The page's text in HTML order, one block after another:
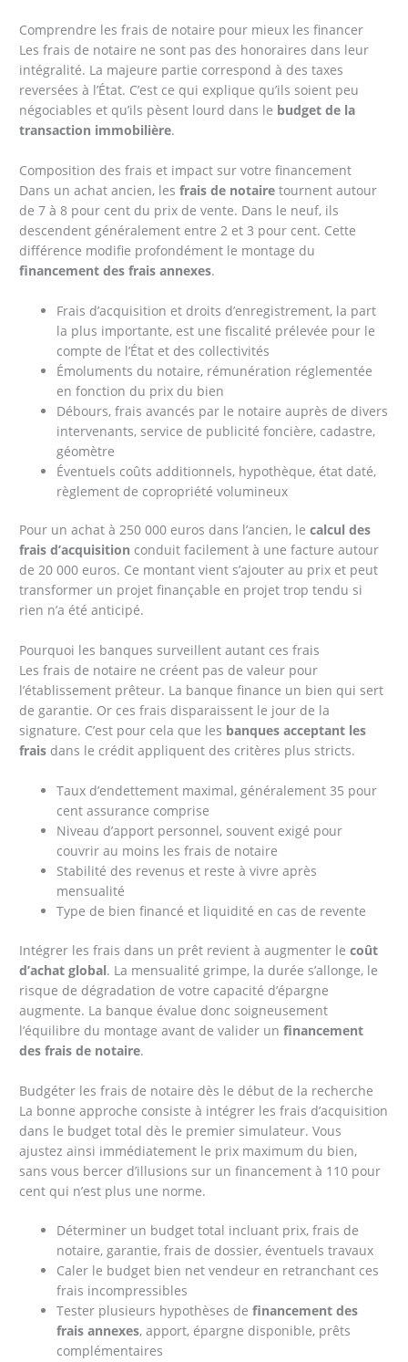
Comprendre les frais de notaire pour mieux les financer
Les frais de notaire ne sont pas des honoraires dans leur
intégralité. La majeure partie correspond à des taxes
reversées à l’État. C’est ce qui explique qu’ils soient peu
négociables et qu’ils pèsent lourd dans le budget de la
transaction immobilière.
Composition des frais et impact sur votre financement
Dans un achat ancien, lesfrais de notaire tournent autour
de 7 à 8 pour cent du prix de vente. Dans le neuf, ils
descendent généralement entre 2 et 3 pour cent. Cette
différence modifie profondément le montage du
financement des frais annexes.
Frais d’acquisition et droits d’enregistrement, la part
la plus importante, est une fiscalité prélevée pour le
compte de l’État et des collectivités
Émoluments du notaire, rémunération réglementée
en fonction du prix du bien
Débours, frais avancés par le notaire auprès de divers
intervenants, service de publicité foncière, cadastre,
géomètre
Éventuels coûts additionnels, hypothèque, état daté,
règlement de copropriété volumineux
Pour un achat à 250 000 euros dans l’ancien, lecalcul des
frais d’acquisition conduit facilement à une facture autour
de 20 000 euros. Ce montant vient s’ajouter au prix et peut
transformer un projet finançable en projet trop tendu si
rien n’a été anticipé.
Pourquoi les banques surveillent autant ces frais
Les frais de notaire ne créent pas de valeur pour
l’établissement prêteur. La banque finance un bien qui sert
de garantie. Or ces frais disparaissent le jour de la
signature. C’est pour cela que les banques acceptant les
frais dans le crédit appliquent des critères plus stricts.
Taux d’endettement maximal, généralement 35 pour
cent assurance comprise
Niveau d’apport personnel, souvent exigé pour
couvrir au moins les frais de notaire
Stabilité des revenus et reste à vivre après
mensualité
Type de bien financé et liquidité en cas de revente
Intégrer les frais dans un prêt revient à augmenter lecoût
d’achat global. La mensualité grimpe, la durée s’allonge, le
risque de dégradation de votre capacité d’épargne
augmente. La banque évalue donc soigneusement
l’équilibre du montage avant de valider unfinancement
des frais de notaire.
Budgéter les frais de notaire dès le début de la recherche
La bonne approche consiste à intégrer les frais d’acquisition
dans le budget total dès le premier simulateur. Vous
ajustez ainsi immédiatement le prix maximum du bien,
sans vous bercer d’illusions sur un financement à 110 pour
cent qui n’est plus une norme.
Déterminer un budget total incluant prix, frais de
notaire, garantie, frais de dossier, éventuels travaux
Caler le budget bien net vendeur en retranchant ces
frais incompressibles
Tester plusieurs hypothèses definancement des
frais annexes, apport, épargne disponible, prêts
complémentaires